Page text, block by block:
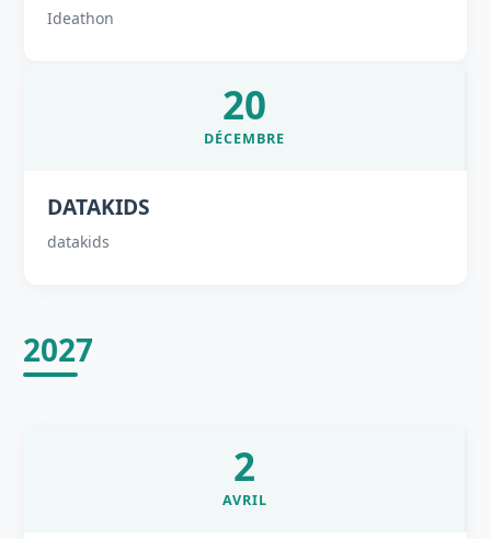
Ideathon
20
DÉCEMBRE
DATAKIDS
datakids
2027
2
AVRIL